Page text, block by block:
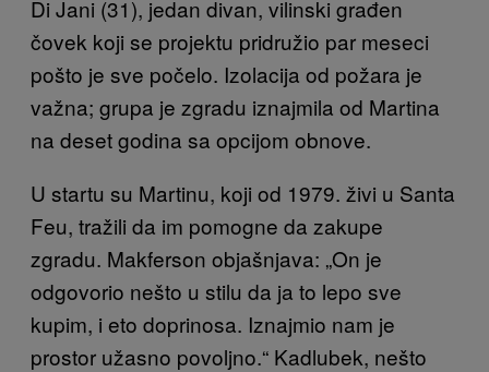
Di Jani (31), jedan divan, vilinski građen
čovek koji se projektu pridružio par meseci
pošto je sve počelo. Izolacija od požara je
važna; grupa je zgradu iznajmila od Martina
na desetgodina sa opcijom obnove.
U startu su Martinu, koji od 1979. živi u Santa
Feu, tražili da im pomogne da zakupe
zgradu. Makferson objašnjava: „On je
odgovorio nešto u stilu da ja to lepo sve
kupim, i eto doprinosa. Iznajmio nam je
prostor užasno povoljno.“ Kadlubek, nešto